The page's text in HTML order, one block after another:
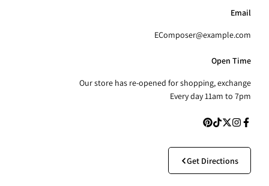
Email
EComposer@example.com
Open Time
Our store has re-opened for shopping, exchange
Every day 11am to 7pm
Get Directions